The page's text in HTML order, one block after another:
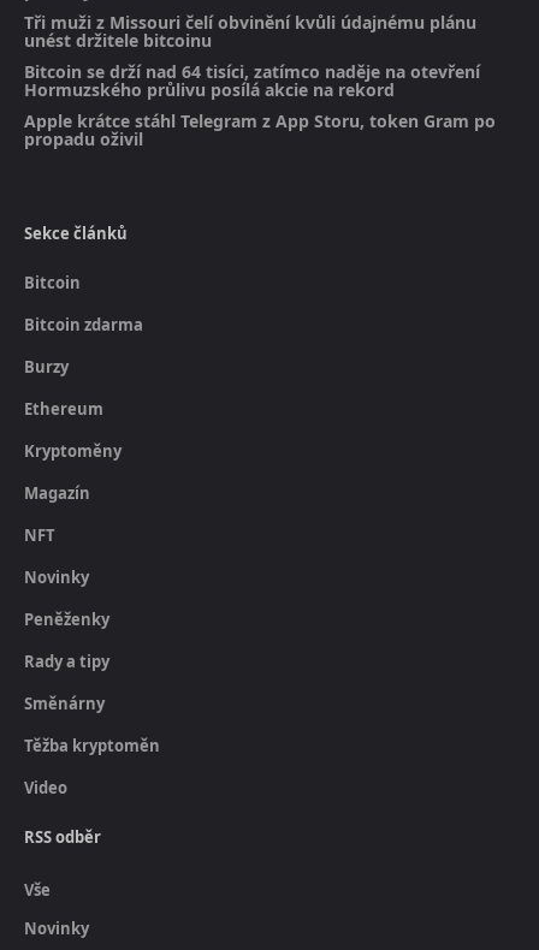
Tři muži z Missouri čelí obvinění kvůli údajnému plánu
unést držitele bitcoinu
Bitcoin se drží nad 64 tisíci, zatímco naděje na otevření
Hormuzského průlivu posílá akcie na rekord
Apple krátce stáhl Telegram z App Storu, token Gram po
propadu oživil
Sekce článků
Bitcoin
Bitcoin zdarma
Burzy
Ethereum
Kryptoměny
Magazín
NFT
Novinky
Peněženky
Rady a tipy
Směnárny
Těžba kryptoměn
Video
RSS odběr
Vše
Novinky